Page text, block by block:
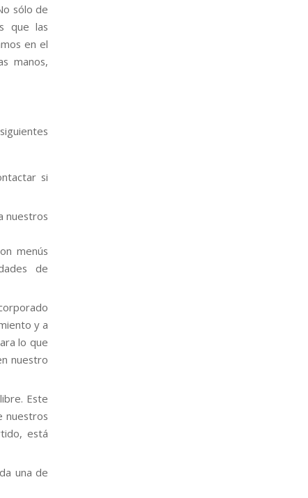
sólo de
que las
en el
manos,
si
nuestros
menús
de
y a
lo que
nuestro
Este
nuestros
está
una de